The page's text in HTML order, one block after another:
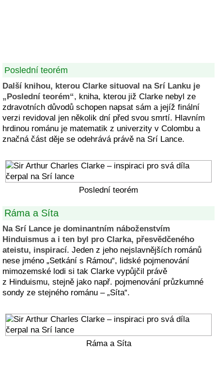
Poslední teorém
Další knihou, kterou Clarke situoval na Srí Lanku je
„Poslední teorém“, kniha, kterou již Clarke nebyl ze
zdravotních důvodů schopen napsat sám a jejíž finální
verzi revidoval jen několik dní před svou smrtí. Hlavním
hrdinou románu je matematik z univerzity v Colombu a
značná část děje se odehrává právě na Srí Lance.
Poslední teorém
Ráma a Síta
Na Srí Lance je dominantním náboženstvím
Hinduismus a i ten byl pro Clarka, přesvědčeného
ateistu, inspirací. Jeden z jeho nejslavnějších románů
nese jméno „Setkání s Rámou“, lidské pojmenování
mimozemské lodi si tak Clarke vypůjčil právě
z Hinduismu, stejně jako např. pojmenování průzkumné
sondy ze stejného románu – „Síta“.
Ráma a Síta